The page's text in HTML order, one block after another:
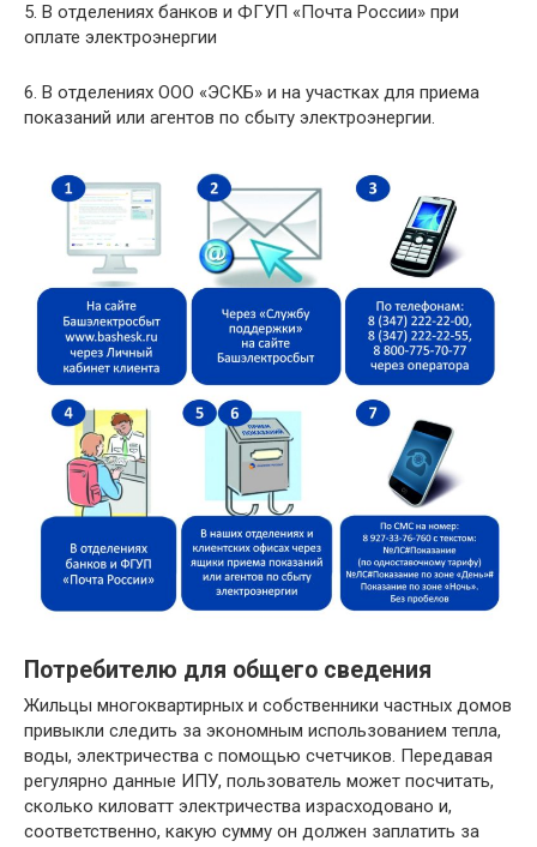
5. В отделениях банков и ФГУП «Почта России» при
оплате электроэнергии
6. В отделениях OOO «ЭСКБ» и на участках для приема
показаний или агентов по сбыту электроэнергии.
Потребителю для общего сведения
Жильцы многоквартирных и собственники частных домов
привыкли следить за экономным использованием тепла,
воды, электричества с помощью счетчиков. Передавая
регулярно данные ИПУ, пользователь может посчитать,
сколько киловатт электричества израсходовано и,
соответственно, какую сумму он должен заплатить за